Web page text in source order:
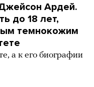
Ардей.
до 18 лет,
темнокожим
а к его биографии